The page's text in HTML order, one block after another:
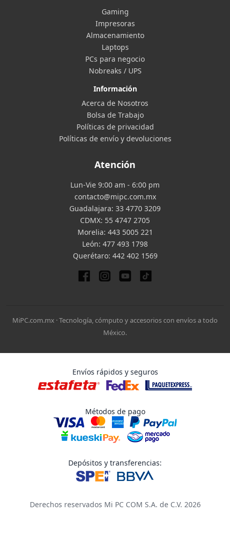
Gaming
Impresoras
Almacenamiento
Laptops
PCs para negocio
Nobreaks / UPS
Información
Acerca de Nosotros
Bolsa de Trabajo
Políticas de privacidad
Políticas de envío y devoluciones
Atención
Lun-Vie 9:00 am - 6:00 pm
contacto@mipc.com.mx
Guadalajara: 33 4770 3209
CDMX: 55 4747 2705
Morelia: 443 5005 221
León: 477 493 1798
Querétaro: 442 402 1569
MiPC.com.mx · Tecnología, cómputo y accesorios con envíos a todo
México.
Envíos rápidos y seguros
Métodos de pago
Depósitos y transferencias:
Derechos reservados Mi PC COM S.A. de C.V. 2026